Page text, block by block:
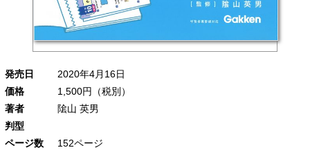
発売日
2020年4月16日
価格
1,500円（税別）
著者
隂山 英男
判型
ページ数
152ページ